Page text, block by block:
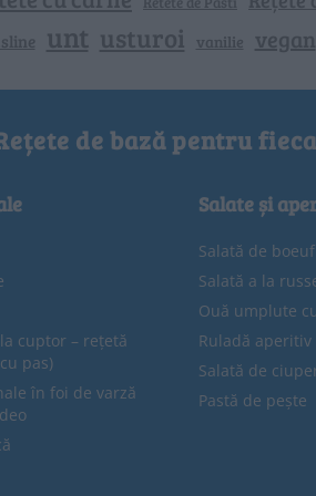
unt usturoi vanilie vegan
de bază pentru
cuptor – rețetă
pas)
în foi de varză
Salate și
Salată de boeuf
Salată a la
Ouă umplute
Ruladă aperitiv
Salată de
Pastă de pește